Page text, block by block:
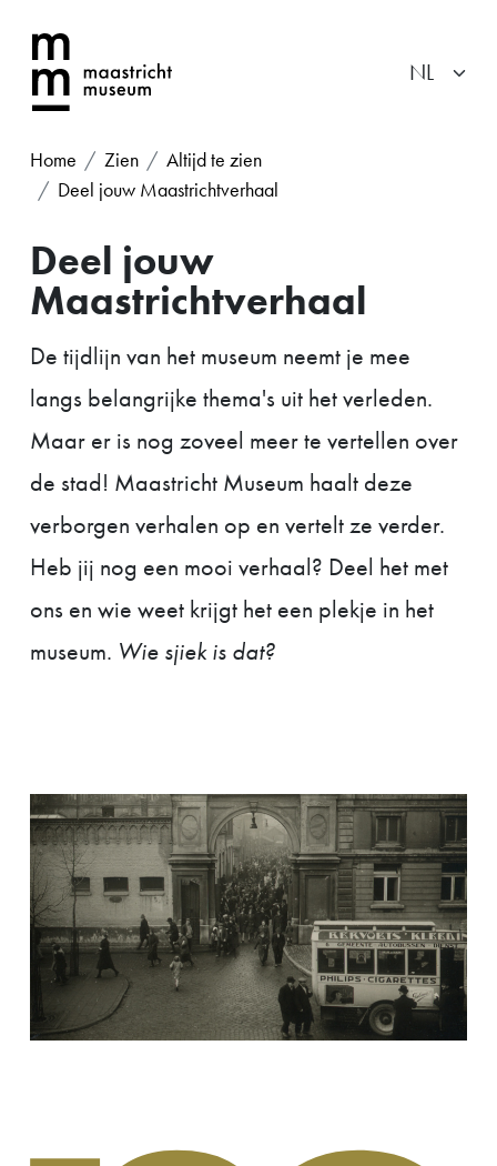
Home Zien
Altijd te zien
Deel jouw Maastrichtverhaal
Deel jouw
Maastrichtverhaal
De tijdlijn van het museum neemt je mee
langs belangrijke thema's uit het verleden.
Maar er is nog zoveel meer te vertellen over
de stad! Maastricht Museum haalt deze
verborgen verhalen op en vertelt ze verder.
Heb jij nog een mooi verhaal? Deel het met
ons en wie weet krijgt het een plekje in het
museum. Wie sjiek is dat?